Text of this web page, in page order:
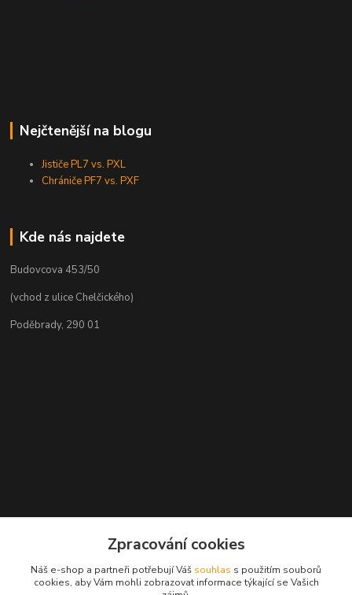
Nejčtenější na blogu
Jističe PL7 vs. PXL
Chrániče PF7 vs. PXF
Kde nás najdete
Budovcova 453/50
(vchod z ulice Chelčického)
Poděbrady, 290 01
Zpracování cookies
Náš e-shop a partneři potřebují Váš souhlas s použitím souborů
cookies, aby Vám mohli zobrazovat informace týkající se Vašich